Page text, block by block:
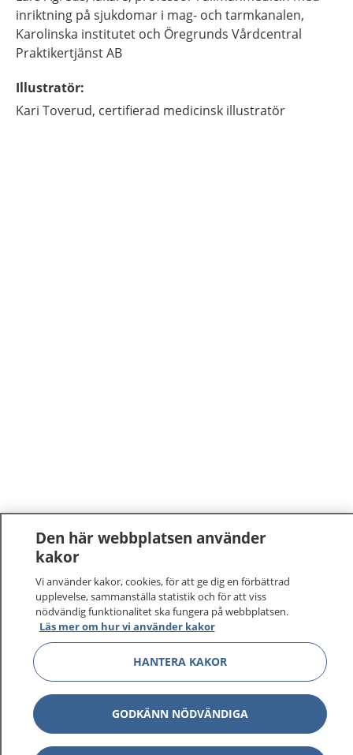
inriktning på sjukdomar i mag- och tarmkanalen,
Karolinska institutet och Öregrunds Vårdcentral
Praktikertjänst AB
Illustratör:
Kari Toverud, certifierad medicinsk illustratör
1177–tryggt om din hälsa och vård
På 1177.se får du råd om hälsa och information om
sjukdomar och vilka mottagningar du kan kontakta.
Logga in för att läsa din journal och göra dina
vårdärenden. Ring telefonnummer 1177 för
sjukvårdsrådgivning dygnet runt.
1177 ger dig råd när du vill må bättre.
Den här webbplatsen använder
kakor
Vi använder kakor, cookies, för att ge dig en förbättrad
upplevelse, sammanställa statistik och för att viss
nödvändig funktionalitet ska fungera på webbplatsen.
Läs mer om hur vi använder kakor
HANTERA KAKOR
GODKÄNN NÖDVÄNDIGA